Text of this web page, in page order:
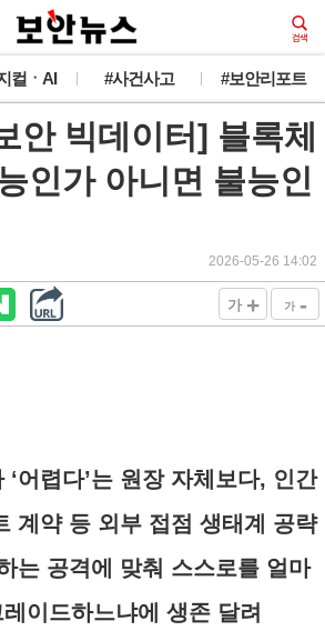
컬ㆍAI #사건사고 #보안리포트
안 빅데이터] 블록체
인가 아니면 불능인
2026-05-26 14:02
가 + 가 -
어렵다’는 원장 자체보다, 인간
계약 등 외부 접점 생태계 공략
는 공격에 맞춰 스스로를 얼마
이드하느냐에 생존 달려